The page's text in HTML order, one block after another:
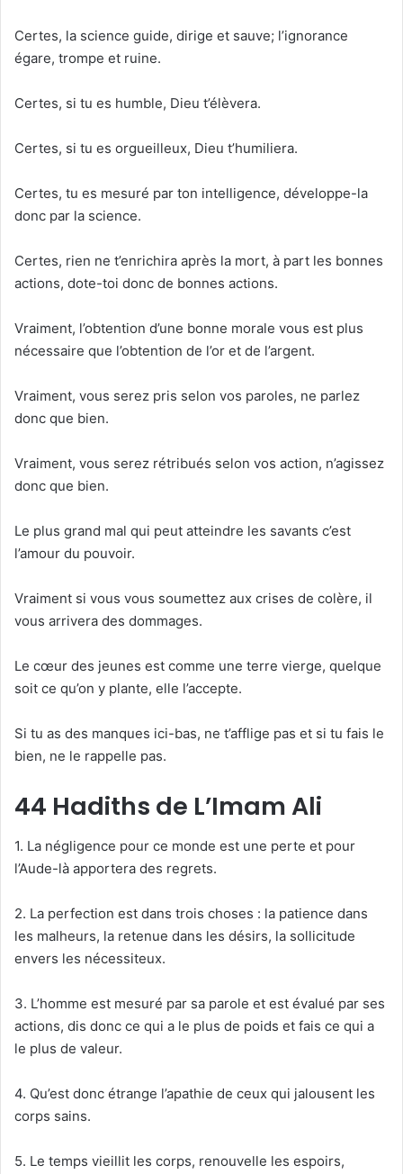
Certes, la science guide, dirige et sauve; l’ignorance
égare, trompe et ruine.
Certes, si tu es humble, Dieu t’élèvera.
Certes, si tu es orgueilleux, Dieu t’humiliera.
Certes, tu es mesuré par ton intelligence, développe-la
donc par la science.
Certes, rien ne t’enrichira après la mort, à part les bonnes
actions, dote-toi donc de bonnes actions.
Vraiment, l’obtention d’une bonne morale vous est plus
nécessaire que l’obtention de l’or et de l’argent.
Vraiment, vous serez pris selon vos paroles, ne parlez
donc que bien.
Vraiment, vous serez rétribués selon vos action, n’agissez
donc que bien.
Le plus grand mal qui peut atteindre les savants c’est
l’amour du pouvoir.
Vraiment si vous vous soumettez aux crises de colère, il
vous arrivera des dommages.
Le cœur des jeunes est comme une terre vierge, quelque
soit ce qu’on y plante, elle l’accepte.
Si tu as des manques ici-bas, ne t’afflige pas et si tu fais le
bien, ne le rappelle pas.
44 Hadiths de L’Imam Ali
1. La négligence pour ce monde est une perte et pour
l’Aude-là apportera des regrets.
2. La perfection est dans trois choses : la patience dans
les malheurs, la retenue dans les désirs, la sollicitude
envers les nécessiteux.
3. L’homme est mesuré par sa parole et est évalué par ses
actions, dis donc ce qui a le plus de poids et fais ce qui a
le plus de valeur.
4. Qu’est donc étrange l’apathie de ceux qui jalousent les
corps sains.
5. Le temps vieillit les corps, renouvelle les espoirs,